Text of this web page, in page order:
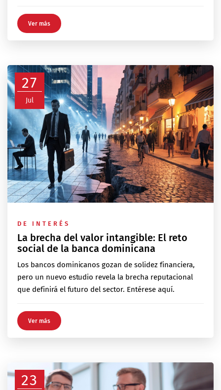
Ver más
27
Jul
DE INTERÉS
La brecha del valor intangible: El reto
social de la banca dominicana
Los bancos dominicanos gozan de solidez financiera,
pero un nuevo estudio revela la brecha reputacional
que definirá el futuro del sector. Entérese aquí.
Ver más
23